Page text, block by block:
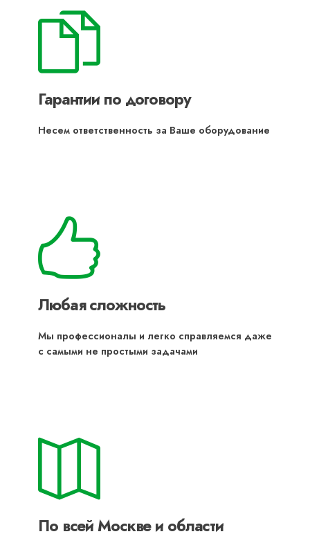
Гарантии по договору
Несем ответственность за Ваше оборудование
Любая сложность
Мы профессионалы и легко справляемся даже
с самыми не простыми задачами
По всей Москве и области